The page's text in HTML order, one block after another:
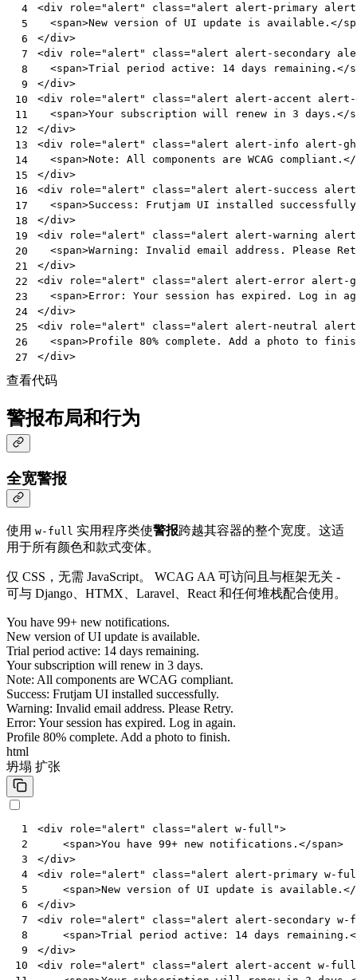
4
5
6
7
8
9
10
11
12
13
14
15
16
17
18
19
20
21
22
23
24
25
26
27
<div role="alert" class="alert alert-primary
<span>New version of UI update is available. </
</div>
<div role="alert" class="alert alert-secondary
<span>Trial period active: 14 days remaining. </
</div>
<div role="alert" class="alert alert-accent alert-
<span>Your subscription will renew in 3 days. </
</div>
<div role="alert" class="alert alert-info alert-
<span>Note: All components are WCAG compliant. </
</div>
<div role="alert" class="alert alert-success
<span>Success: Frutjam UI installed
</div>
<div role="alert" class="alert alert-warning
<span>Warning: Invalid email address. Please
</div>
<div role="alert" class="alert alert-error alert-
<span>Error: Your session has expired. Log in
</div>
<div role="alert" class="alert alert-neutral
<span>Profile 80% complete. Add a photo to
</div>
查看代码
警报布局和行为
全宽警报
使用 w-full 实用程序类使警报跨越其容器的整个宽度。这适
用于所有颜色和款式变体。
仅 CSS，无需 JavaScript。 WCAG AA 可访问且与框架无关 -
可与 Django、HTMX、Laravel、React 和任何堆栈配合使用。
You have 99+ new notifications.
New version of UI update is available.
Trial period active: 14 days remaining.
Your subscription will renew in 3 days.
Note: All components are WCAG compliant.
Success: Frutjam UI installed successfully.
Warning: Invalid email address. Please Retry.
Error: Your session has expired. Log in again.
Profile 80% complete. Add a photo to finish.
html
坍塌 扩张
1
2
3
4
5
6
7
8
9
10
<div role="alert" class="alert w-full">
<span>You have 99+ new notifications. </span>
</div>
<div role="alert" class="alert alert-primary w-
<span>New version of UI update is available. </
</div>
<div role="alert" class="alert alert-secondary
<span>Trial period active: 14 days remaining.
</div>
<div role="alert" class="alert alert-accent w-